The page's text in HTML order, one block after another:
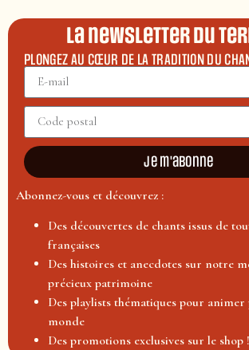
La newsletter du
PLONGEZ AU CŒUR DE LA TRADITION DU
Je m'abonne
Abonnez-vous et découvrez :
Des découvertes de chants issus de
françaises
Des histoires et anecdotes sur notre
précieux patrimoine
Des playlists thématiques pour
monde
Des promotions exclusives sur le shop !